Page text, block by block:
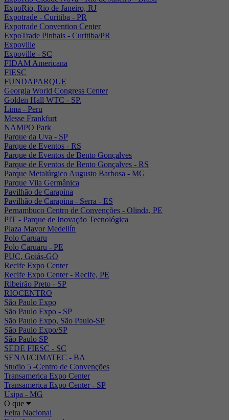
ExpoRio, Rio de Janeiro, RJ
Expotrade - Curitiba - PR
Expotrade Convention Center
ExpoTrade Pinhais - Curitiba/PR
Expoville
Expoville - SC
FIDAM Americana
FIESC
FUNDAPARQUE
Georgia World Congress Center
Golden Hall WTC - SP.
Lima - Peru
Messe Frankfurt
NAMPO Park
Parque da Uva - SP
Parque de Eventos - RS
Parque de Eventos de Bento Gonçalves
Parque de Eventos de Bento Gonçalves - RS
Parque Metalúrgico Augusto Barbosa - MG
Parque Vila Germânica
Pavilhão de Carapina
Pavilhão de Carapina - Serra - ES
Pernambuco Centro de Convenções - Olinda, PE
PIT - Parque de Inovação Tecnológica
Plaza Mayor Medellín
Polo Caruaru
Polo Caruaru - PE
PUC, Goiás-GO
Recife Expo Center
Recife Expo Center - Recife, PE
Ribeirão Preto - SP
RIOCENTRO
São Paulo Expo
São Paulo Expo - SP
São Paulo Expo, São Paulo-SP
São Paulo Expo/SP
São Paulo SP
SEDE FIESC - SC
SENAI/CIMATEC - BA
Studio 5 -Centro de Convenções
Transamerica Expo Center
Transamerica Expo Center - SP
Usipa - MG
O que
Feira Nacional